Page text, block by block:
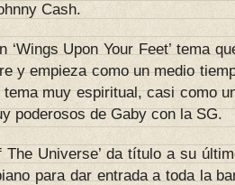
Cash.
‘Wings Upon Your Feet’ tema
y empieza como un medio
tema muy espiritual, casi como
poderosos de Gaby con la SG.
The Universe’ da título a su
para dar entrada a toda la